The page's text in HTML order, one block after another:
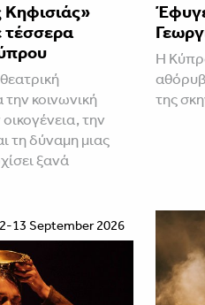
τέσσερα
κοινωνική
την
τη δύναμη μιας
ξανά
Η
της
13 September 2026